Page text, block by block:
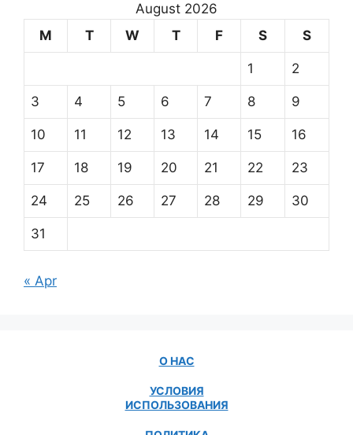
August 2026
M
T W T F S S
1 2
3 4 5 6 7 8 9
10 11 12 13 14 15 16
17 18 19 20 21 22 23
24 25 26 27 28 29 30
31
« Apr
О НАС
УСЛОВИЯ
ИСПОЛЬЗОВАНИЯ